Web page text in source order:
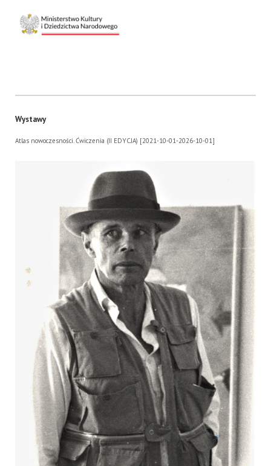
Wystawy
Atlas nowoczesności. Ćwiczenia (II EDYCJA) [2021-10-01-2026-10-01]